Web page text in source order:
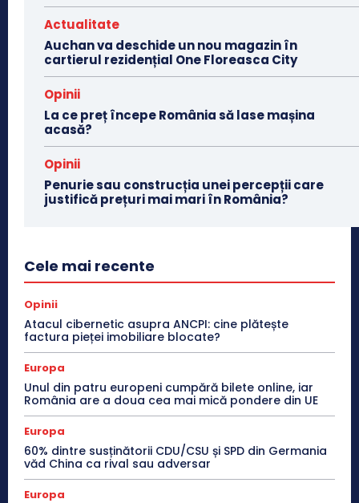
Actualitate
Auchan va deschide un nou magazin în
cartierul rezidențial One Floreasca City
Opinii
La ce preț începe România să lase mașina
acasă?
Opinii
Penurie sau construcția unei percepții care
justifică prețuri mai mari în România?
Cele mai recente
Opinii
Atacul cibernetic asupra ANCPI: cine plătește
factura pieței imobiliare blocate?
Europa
Unul din patru europeni cumpără bilete online, iar
România are a doua cea mai mică pondere din UE
Europa
60% dintre susținătorii CDU/CSU și SPD din Germania
văd China ca rival sau adversar
Europa